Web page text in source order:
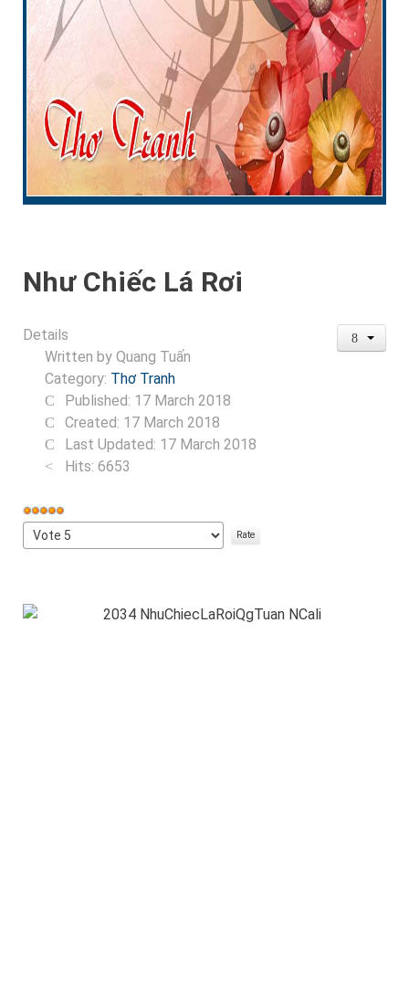
Như Chiếc Lá Rơi
Details
Written by Quang Tuấn
Category: Thơ Tranh
Published: 17 March 2018
Created: 17 March 2018
Last Updated: 17 March 2018
Hits: 6653
User
Rating:
Please
Rate